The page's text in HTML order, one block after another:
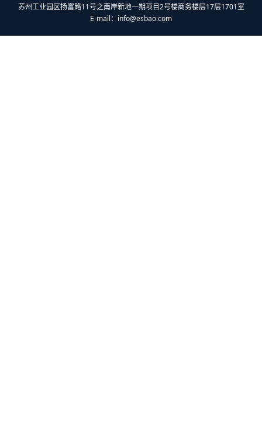
苏州工业园区扬富路11号之南岸新地一期项目2号楼商务楼层17层1701室
E-mail： info@esbao.com